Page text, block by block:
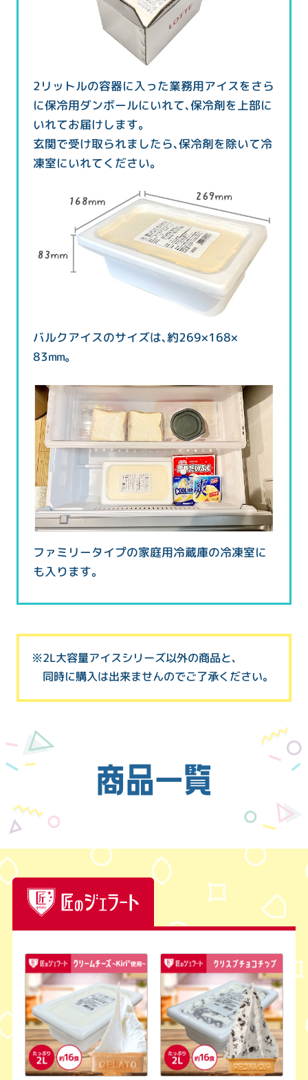
2リットルの容器に入った業務用アイスをさら
に保冷用ダンボールにいれて、保冷剤を上部に
いれてお届けします。
玄関で受け取られましたら、保冷剤を除いて冷
凍室にいれてください。
バルクアイスのサイズは、約269×168×
83mm。
ファミリータイプの家庭用冷蔵庫の冷凍室に
も入ります。
※2L大容量アイスシリーズ以外の商品と、
同時に購入は出来ませんのでご了承ください。
商品一覧